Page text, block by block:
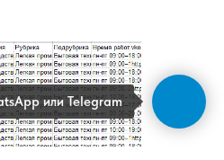
или Telegram